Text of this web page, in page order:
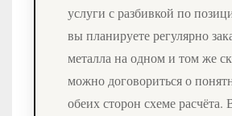
услуги с разбивкой по
вы планируете регулярно
металла на одном и том же
можно договориться о
обеих сторон схеме расчёта.